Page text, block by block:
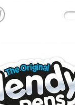
Sucres